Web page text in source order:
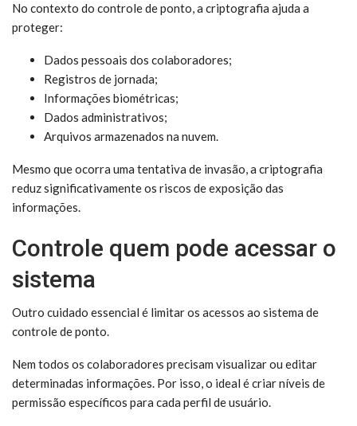
No contexto do controle de ponto, a criptografia ajuda a
proteger:
Dados pessoais dos colaboradores;
Registros de jornada;
Informações biométricas;
Dados administrativos;
Arquivos armazenados na nuvem.
Mesmo que ocorra uma tentativa de invasão, a criptografia
reduz significativamente os riscos de exposição das
informações.
Controle quem pode acessar o
sistema
Outro cuidado essencial é limitar os acessos ao sistema de
controle de ponto.
Nem todos os colaboradores precisam visualizar ou editar
determinadas informações. Por isso, o ideal é criar níveis de
permissão específicos para cada perfil de usuário.